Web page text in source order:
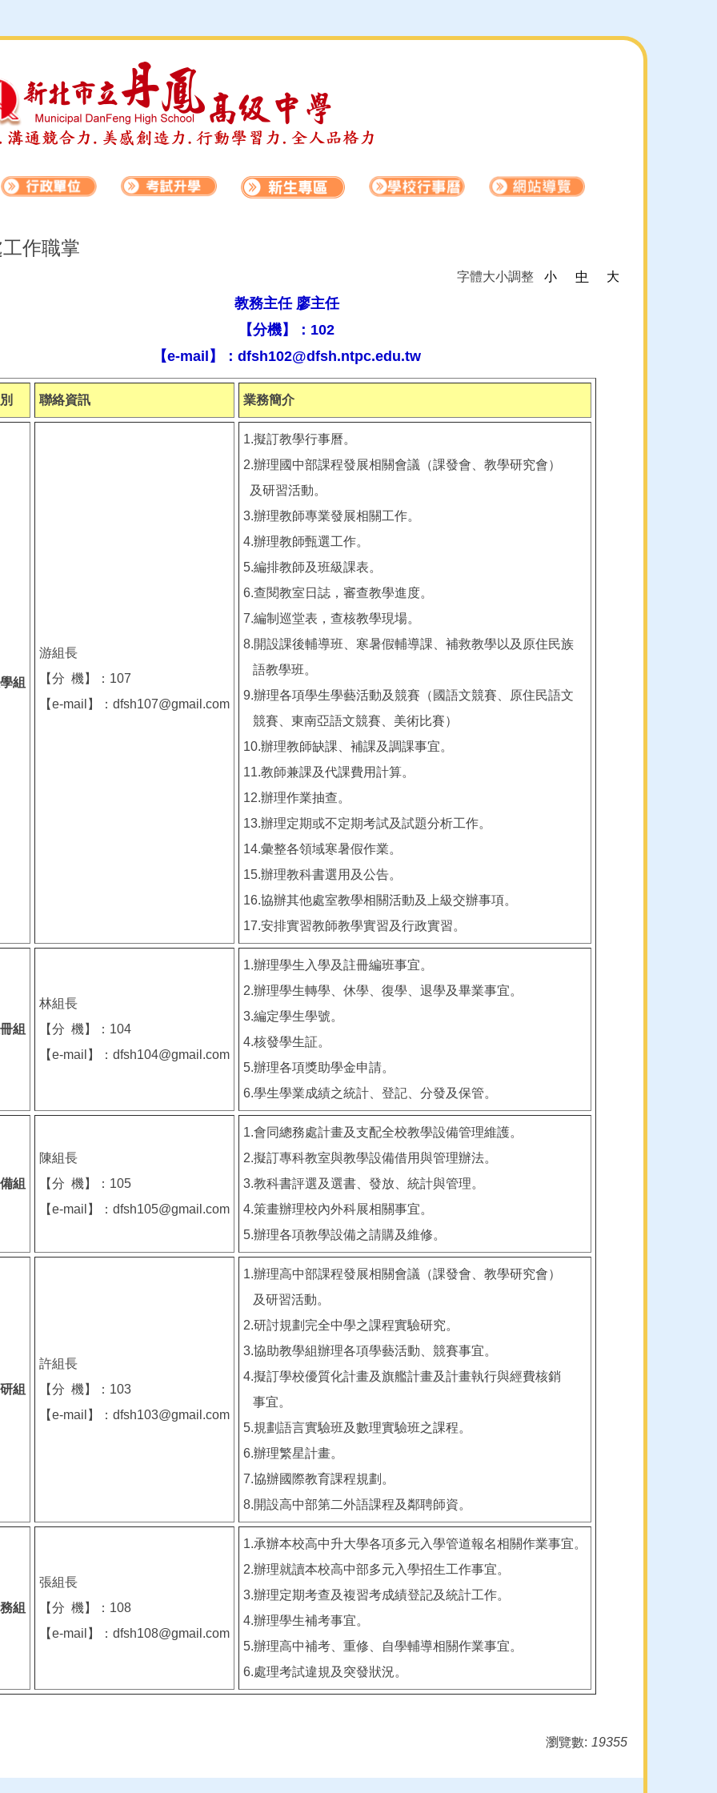
作職掌
字體大小調整 小 中 大
教務主任 廖主任
【分機】：102
【e-mail】：dfsh102@dfsh.ntpc.edu.tw
聯絡資訊 業務簡介
組
游組長
【分 機】：107
【e-mail】：dfsh107@gmail.com
1.擬訂教學行事曆。
2.辦理國中部課程發展相關會議（課發會、教學研究會）
及研習活動。
3.辦理教師專業發展相關工作。
4.辦理教師甄選工作。
5.編排教師及班級課表。
6.查閱教室日誌，審查教學進度。
7.編制巡堂表，查核教學現場。
8.開設課後輔導班、寒暑假輔導課、補救教學以及原住民族
語教學班。
9.辦理各項學生學藝活動及競賽（國語文競賽、原住民語文
競賽、東南亞語文競賽、美術比賽）
10.辦理教師缺課、補課及調課事宜。
11.教師兼課及代課費用計算。
12.辦理作業抽查。
13.辦理定期或不定期考試及試題分析工作。
14.彙整各領域寒暑假作業。
15.辦理教科書選用及公告。
16.協辦其他處室教學相關活動及上級交辦事項。
17.安排實習教師教學實習及行政實習。
組
林組長
【分 機】：104
【e-mail】：dfsh104@gmail.com
1.辦理學生入學及註冊編班事宜。
2.辦理學生轉學、休學、復學、退學及畢業事宜。
3.編定學生學號。
4.核發學生証。
5.辦理各項獎助學金申請。
6.學生學業成績之統計、登記、分發及保管。
組
陳組長
【分 機】：105
【e-mail】：dfsh105@gmail.com
1.會同總務處計畫及支配全校教學設備管理維護。
2.擬訂專科教室與教學設備借用與管理辦法。
3.教科書評選及選書、發放、統計與管理。
4.策畫辦理校內外科展相關事宜。
5.辦理各項教學設備之請購及維修。
組
許組長
【分 機】：103
【e-mail】：dfsh103@gmail.com
1.辦理高中部課程發展相關會議（課發會、教學研究會）
及研習活動。
2.研討規劃完全中學之課程實驗研究。
3.協助教學組辦理各項學藝活動、競賽事宜。
4.擬訂學校優質化計畫及旗艦計畫及計畫執行與經費核銷
事宜。
5.規劃語言實驗班及數理實驗班之課程。
6.辦理繁星計畫。
7.協辦國際教育課程規劃。
8.開設高中部第二外語課程及鄰聘師資。
組
張組長
【分 機】：108
【e-mail】：dfsh108@gmail.com
1.承辦本校高中升大學各項多元入學管道報名相關作業事宜。
2.辦理就讀本校高中部多元入學招生工作事宜。
3.辦理定期考查及複習考成績登記及統計工作。
4.辦理學生補考事宜。
5.辦理高中補考、重修、自學輔導相關作業事宜。
6.處理考試違規及突發狀況。
瀏覽數: 19355